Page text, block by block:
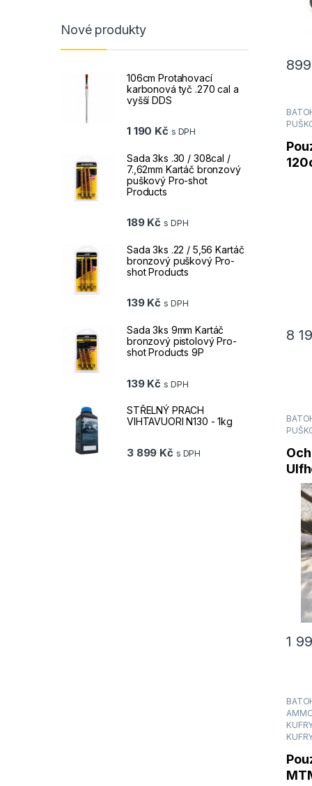
899
8
1
Nové produkty
106cm Protahovací
karbonová tyč .270 cal a
vyšší DDS
1 190 Kč s DPH
Sada 3ks .30 / 308cal /
7.,62mm Kartáč bronzový
puškový Pro-shot
Products
189 Kč s DPH
Sada 3ks .22 / 5,56 Kartáč
bronzový puškový Pro-
shot Products
139 Kč s DPH
Sada 3ks 9mm Kartáč
bronzový pistolový Pro-
shot Products 9P
139 Kč s DPH
STŘELNÝ PRACH
VIHTAVUORI N130 - 1kg
3 899 Kč s DPH